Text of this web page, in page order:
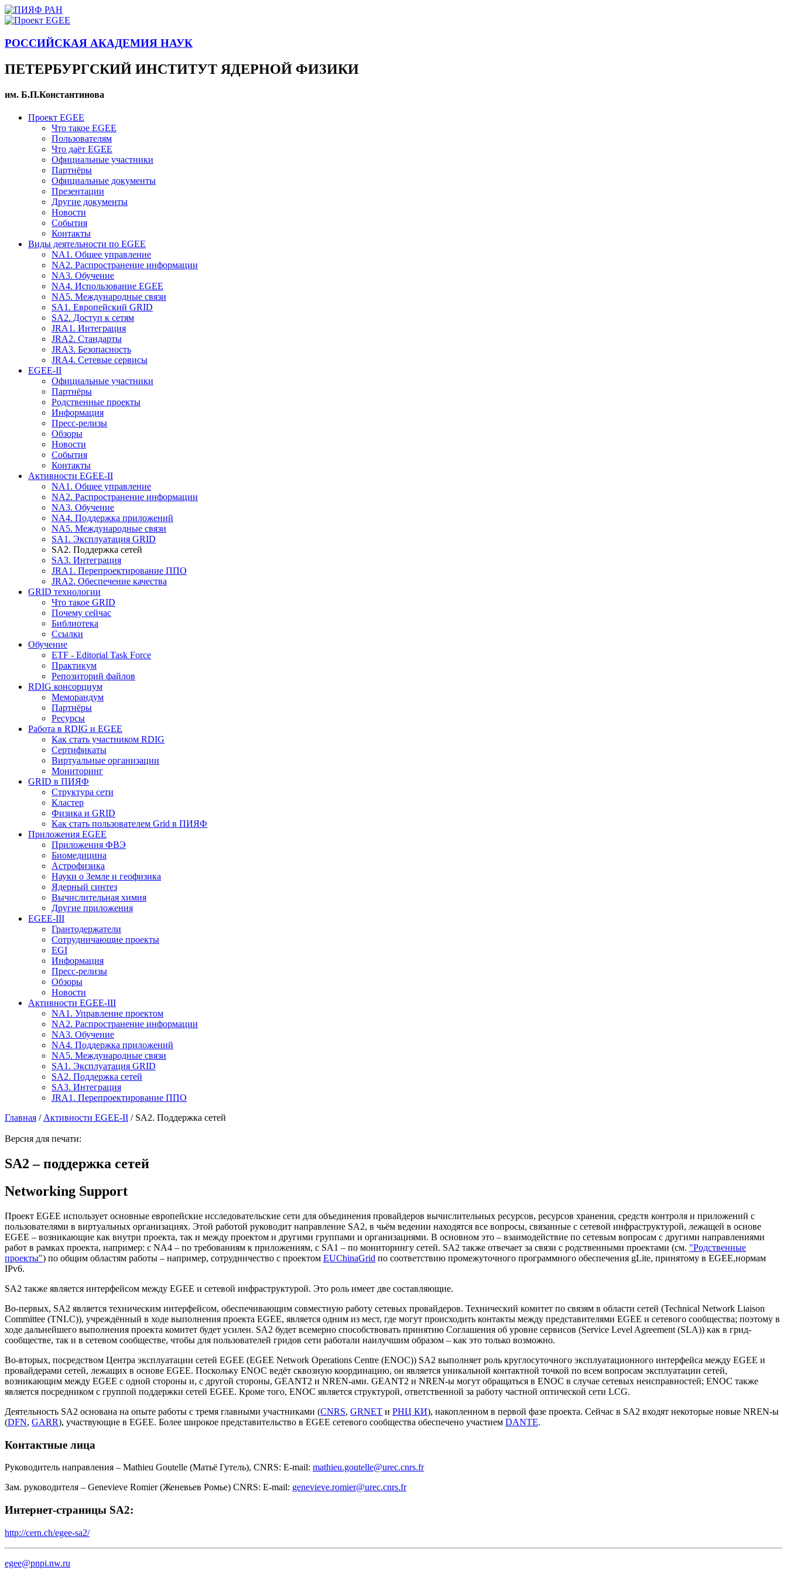
РОССИЙСКАЯ АКАДЕМИЯ НАУК
ПЕТЕРБУРГСКИЙ ИНСТИТУТ ЯДЕРНОЙ ФИЗИКИ
им. Б.П.Константинова
Проект EGEE
Что такое EGEE
Пользователям
Что даёт EGEE
Официальные участники
Партнёры
Официальные документы
Презентации
Другие документы
Новости
События
Контакты
Виды деятельности по EGEE
NA1. Общее управление
NA2. Распространение информации
NA3. Обучение
NA4. Использование EGEE
NA5. Международные связи
SA1. Европейский GRID
SA2. Доступ к сетям
JRA1. Интеграция
JRA2. Стандарты
JRA3. Безопасность
JRA4. Сетевые сервисы
EGEE-II
Официальные участники
Партнёры
Родственные проекты
Информация
Пресс-релизы
Обзоры
Новости
События
Контакты
Активности EGEE-II
NA1. Общее управление
NA2. Распространение информации
NA3. Обучение
NA4. Поддержка приложений
NA5. Международные связи
SA1. Эксплуатация GRID
SA2. Поддержка сетей
SA3. Интеграция
JRA1. Перепроектирование ППО
JRA2. Обеспечение качества
GRID технологии
Что такое GRID
Почему сейчас
Библиотека
Ссылки
Обучение
ETF - Editorial Task Force
Практикум
Репозиторий файлов
RDIG консорциум
Меморандум
Партнёры
Ресурсы
Работа в RDIG и EGEE
Как стать участником RDIG
Сертификаты
Виртуальные организации
Мониторинг
GRID в ПИЯФ
Структура сети
Кластер
Физика и GRID
Как стать пользователем Grid в ПИЯФ
Приложения EGEE
Приложения ФВЭ
Биомедицина
Астрофизика
Науки о Земле и геофизика
Ядерный синтез
Вычислительная химия
Другие приложения
EGEE-III
Грантодержатели
Сотрудничающие проекты
EGI
Информация
Пресс-релизы
Обзоры
Новости
Активности EGEE-III
NA1. Управление проектом
NA2. Распространение информации
NA3. Обучение
NA4. Поддержка приложений
NA5. Международные связи
SA1. Эксплуатация GRID
SA2. Поддержка сетей
SA3. Интеграция
JRA1. Перепроектирование ППО
Главная / Активности EGEE-II / SA2. Поддержка сетей
Версия для печати:
SA2 – поддержка сетей
Networking Support
Проект EGEE использует основные европейские исследовательские сети для объединения провайдеров вычислительных ресурсов, ресурсов хранения, средств контроля и приложений с
пользователями в виртуальных организациях. Этой работой руководит направление SA2, в чьём ведении находятся все вопросы, связанные с сетевой инфраструктурой, лежащей в основе
EGEE – возникающие как внутри проекта, так и между проектом и другими группами и организациями. В основном это – взаимодействие по сетевым вопросам с другими направлениями
работ в рамках проекта, например: с NA4 – по требованиям к приложениям, с SA1 – по мониторингу сетей. SA2 также отвечает за связи с родственными проектами (см. "Родственные
проекты") по общим областям работы – например, сотрудничество с проектом EUChinaGrid по соответствию промежуточного программного обеспечения gLite, принятому в EGEE,нормам
IPv6.
SA2 также является интерфейсом между EGEE и сетевой инфраструктурой. Это роль имеет две составляющие.
Во-первых, SA2 является техническим интерфейсом, обеспечивающим совместную работу сетевых провайдеров. Технический комитет по связям в области сетей (Technical Network Liaison
Committee (TNLC)), учреждённый в ходе выполнения проекта EGEE, является одним из мест, где могут происходить контакты между представителями EGEE и сетевого сообщества; поэтому в
ходе дальнейшего выполнения проекта комитет будет усилен. SA2 будет всемерно способствовать принятию Соглашения об уровне сервисов (Service Level Agreement (SLA)) как в грид-
сообществе, так и в сетевом сообществе, чтобы для пользователей гридов сети работали наилучшим образом – как это только возможно.
Во-вторых, посредством Центра эксплуатации сетей EGEE (EGEE Network Operations Centre (ENOC)) SA2 выполняет роль круглосуточного эксплуатационного интерфейса между EGEE и
провайдерами сетей, лежащих в основе EGEE. Поскольку ENOC ведёт сквозную координацию, он является уникальной контактной точкой по всем вопросам эксплуатации сетей,
возникающим между EGEE с одной стороны и, с другой стороны, GEANT2 и NREN-ами. GEANT2 и NREN-ы могут обращаться в ENOC в случае сетевых неисправностей; ENOC также
является посредником с группой поддержки сетей EGEE. Кроме того, ENOC является структурой, ответственной за работу частной оптической сети LCG.
Деятельность SA2 основана на опыте работы с тремя главными участниками (CNRS, GRNET и РНЦ КИ), накопленном в первой фазе проекта. Сейчас в SA2 входят некоторые новые NREN-ы
(DFN, GARR), участвующие в EGEE. Более широкое представительство в EGEE сетевого сообщества обеспечено участием DANTE.
Контактные лица
Руководитель направления – Mathieu Goutelle (Матьё Гутель), CNRS: E-mail: mathieu.goutelle@urec.cnrs.fr
Зам. руководителя – Genevieve Romier (Женевьев Ромье) CNRS: E-mail: genevieve.romier@urec.cnrs.fr
Интернет-страницы SA2:
http://cern.ch/egee-sa2/
egee@pnpi.nw.ru